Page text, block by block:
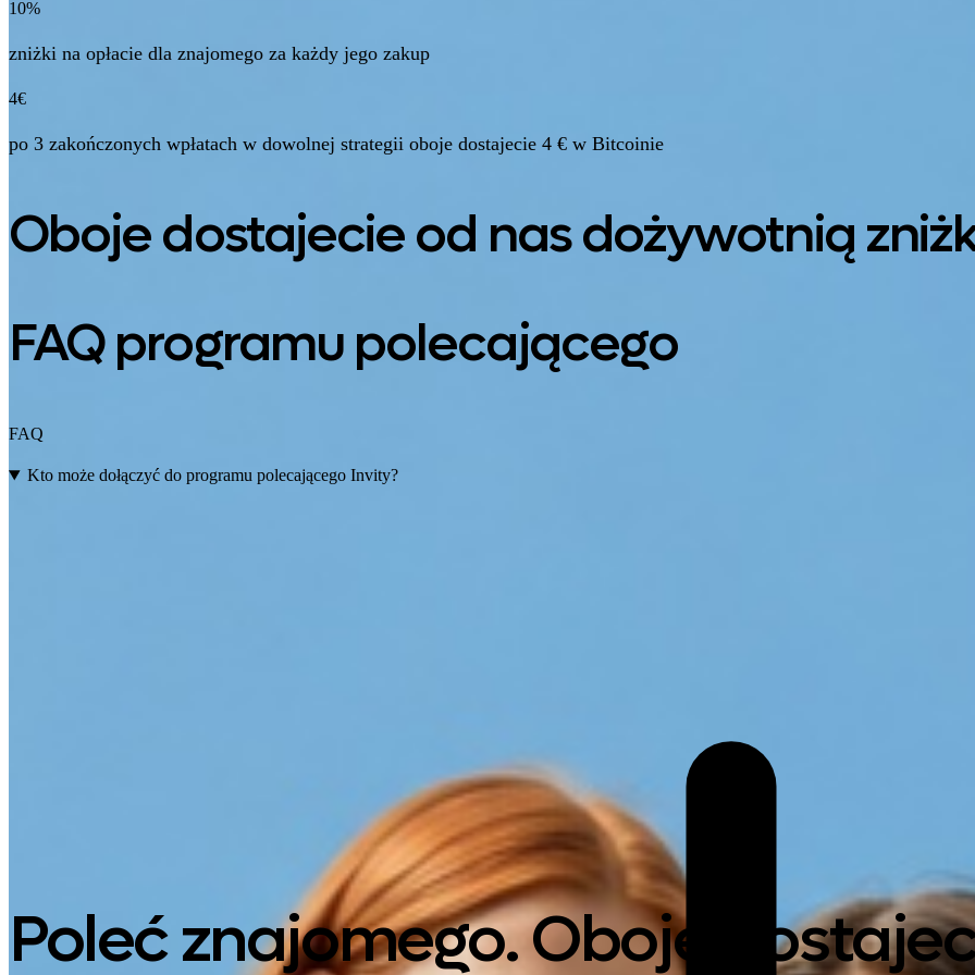
Poleć znajomego. Oboje
10%
zniżki na opłacie dla znajomego za każdy jego zakup
4€
po 3 zakończonych wpłatach w dowolnej strategii oboje dostajecie 4 € w Bitcoinie
Oboje dostajecie od nas dożywotnią
FAQ programu polecającego
FAQ
Kto może dołączyć do programu polecającego Invity?